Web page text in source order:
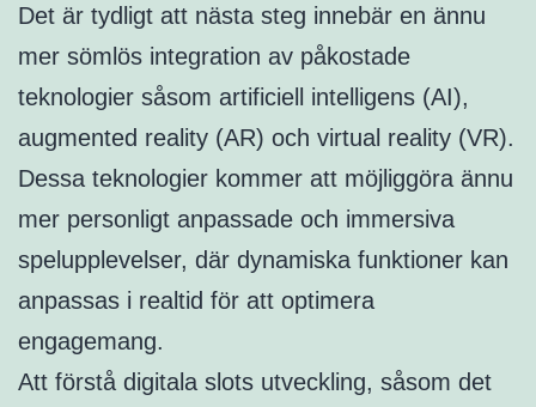
Det är tydligt att nästa steg innebär en ännu
mer sömlös integration av påkostade
teknologier såsom artificiell intelligens (AI),
augmented reality (AR) och virtual reality (VR).
Dessa teknologier kommer att möjliggöra ännu
mer personligt anpassade och immersiva
spelupplevelser, där dynamiska funktioner kan
anpassas i realtid för att optimera
engagemang.
Att förstå digitala slots utveckling, såsom det